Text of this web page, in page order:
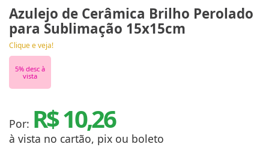
Azulejo de Cerâmica Brilho Perolado
para Sublimação 15x15cm
Clique e veja!
5% desc à
vista
Por: R$ 10,26
à vista no cartão, pix ou boleto